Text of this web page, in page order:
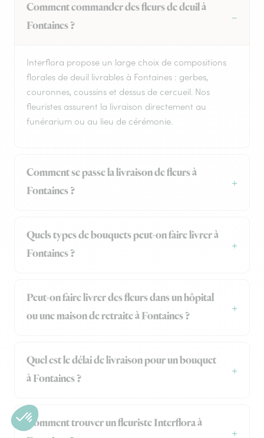
Comment commander des fleurs de deuil à
Fontaines ?
Interflora propose un large choix de compositions
florales de deuil livrables à Fontaines : gerbes,
couronnes, coussins et dessus de cercueil. Nos
fleuristes assurent la livraison directement au
funérarium ou au lieu de cérémonie.
Comment se passe la livraison de fleurs à
Fontaines ?
Quels types de bouquets peut-on faire livrer à
Fontaines ?
Peut-on faire livrer des fleurs dans un hôpital
ou une maison de retraite à Fontaines ?
Quel est le délai de livraison pour un bouquet
à Fontaines ?
Comment trouver un fleuriste Interflora à